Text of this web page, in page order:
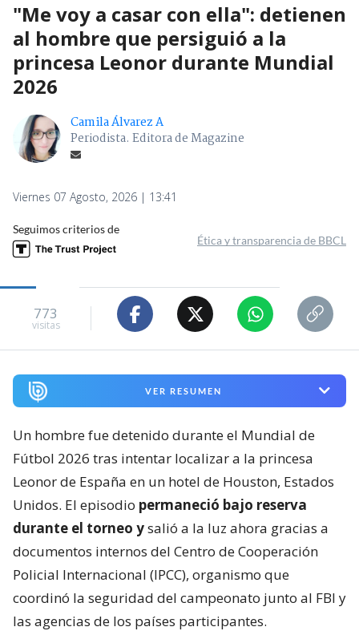
"Me voy a casar con ella": detienen
al hombre que persiguió a la
princesa Leonor durante Mundial
2026
Camila Álvarez A
Periodista. Editora de Magazine
Viernes 07 Agosto, 2026 | 13:41
Seguimos criterios de
Ética y transparencia de BBCL
773
visitas
VER RESUMEN
Un hombre fue detenido durante el Mundial de
Fútbol 2026 tras intentar localizar a la princesa
Leonor de España en un hotel de Houston, Estados
Unidos. El episodio permaneció bajo reserva
durante el torneo ysalió a la luz ahora gracias a
documentos internos del Centro de Cooperación
Policial Internacional (IPCC), organismo que
coordinó la seguridad del campeonato junto al FBI y
las agencias de los países participantes.